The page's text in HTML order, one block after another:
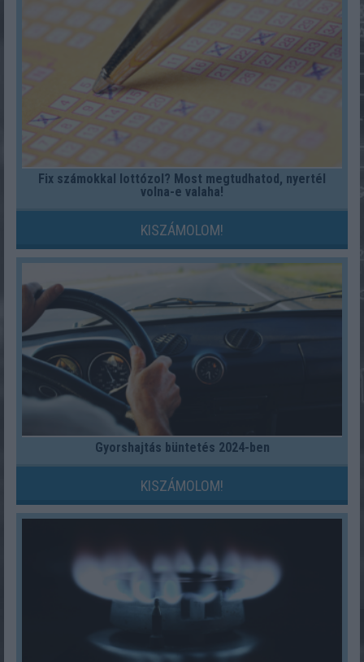
Fix számokkal lottózol? Most megtudhatod, nyertél
volna-e valaha!
KISZÁMOLOM!
Gyorshajtás büntetés 2024-ben
KISZÁMOLOM!